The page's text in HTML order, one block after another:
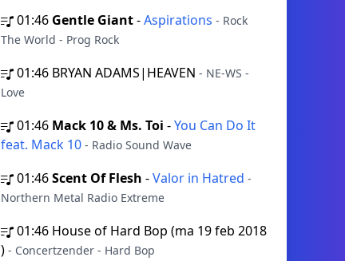
01:46 Gentle Giant-Aspirations - Rock
The World - Prog Rock
01:46 BRYAN ADAMS|HEAVEN - NE-WS -
Love
01:46 Mack 10 & Ms. Toi -You Can Do It
feat. Mack 10 - Radio Sound Wave
01:46Scent Of Flesh -Valor in Hatred -
Northern Metal Radio Extreme
01:46 House of Hard Bop (ma 19 feb 2018
) - Concertzender - Hard Bop